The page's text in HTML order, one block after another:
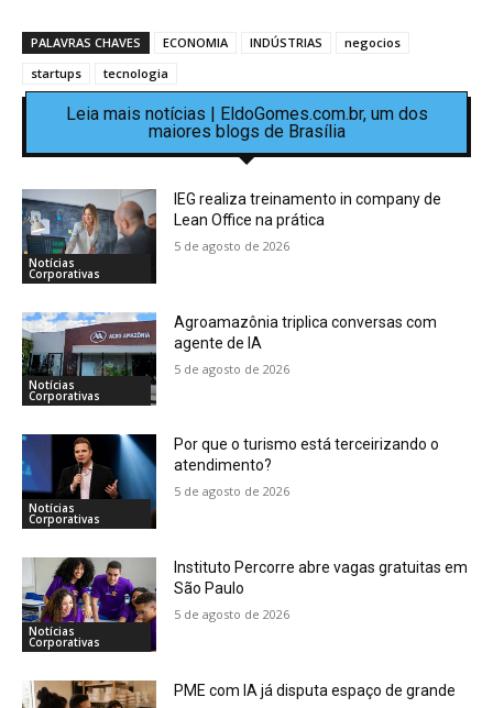
PALAVRAS CHAVES ECONOMIA INDÚSTRIAS
negocios
startups
tecnologia
Leia mais notícias | EldoGomes.com.br, um dos
maiores blogs de Brasília
Notícias
Corporativas
IEG realiza treinamento in company de
Lean Office na prática
5 de agosto de 2026
Notícias
Corporativas
Agroamazônia triplica conversas com
agente de IA
5 de agosto de 2026
Notícias
Corporativas
Por que o turismo está terceirizando o
atendimento?
5 de agosto de 2026
Notícias
Corporativas
Instituto Percorre abre vagas gratuitas em
São Paulo
5 de agosto de 2026
PME com IA já disputa espaço de grande